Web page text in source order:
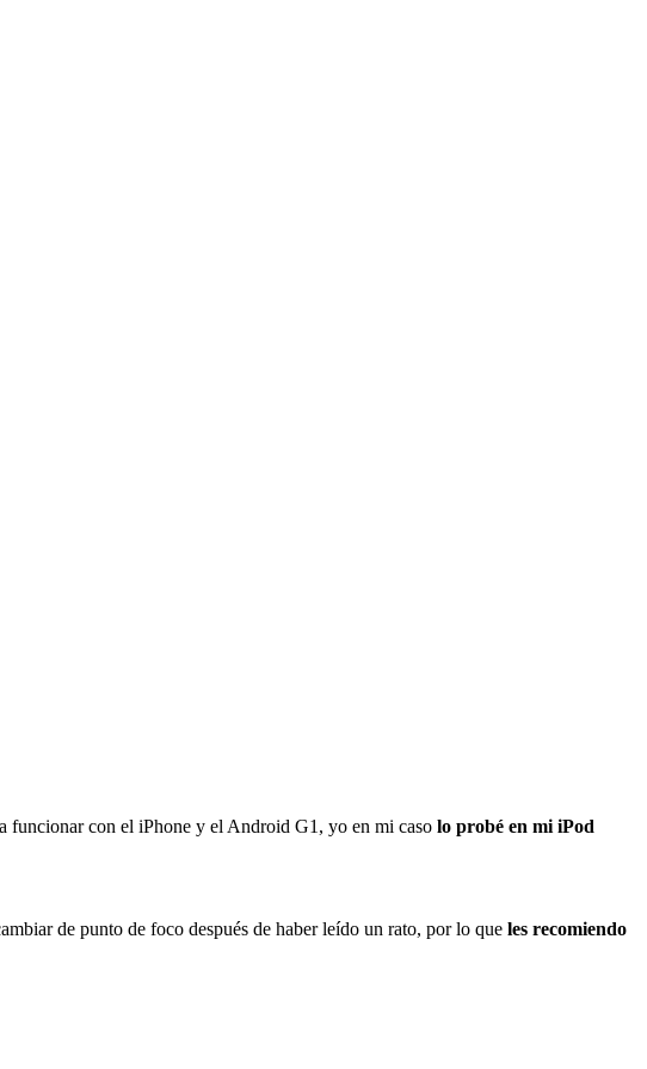
funcionar con el iPhone y el Android G1, yo en mi caso lo probé en mi iPod
de punto de foco después de haber leído un rato, por lo que les recomiendo